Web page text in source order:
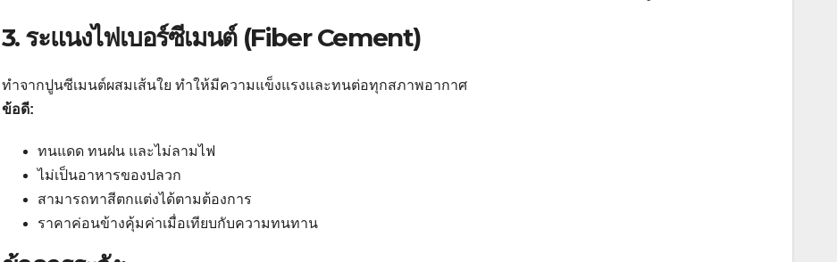
3. ระแนงไฟเบอร์ซีเมนต์ (Fiber Cement)
ทำจากปูนซีเมนต์ผสมเส้นใย ทำให้มีความแข็งแรงและทนต่อทุกสภาพอากาศ
ข้อดี:
ทนแดด ทนฝน และไม่ลามไฟ
ไม่เป็นอาหารของปลวก
สามารถทาสีตกแต่งได้ตามต้องการ
ราคาค่อนข้างคุ้มค่าเมื่อเทียบกับความทนทาน